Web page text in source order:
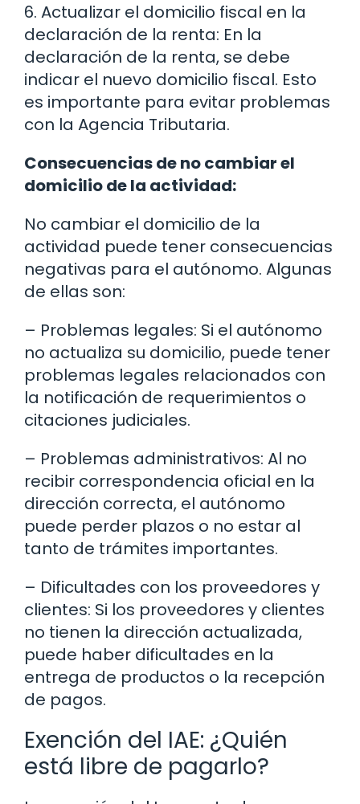
6. Actualizar el domicilio fiscal en la
declaración de la renta: En la
declaración de la renta, se debe
indicar el nuevo domicilio fiscal. Esto
es importante para evitar problemas
con la Agencia Tributaria.
Consecuencias de no cambiar el
domicilio de la actividad:
No cambiar el domicilio de la
actividad puede tener consecuencias
negativas para el autónomo. Algunas
de ellas son:
– Problemas legales: Si el autónomo
no actualiza su domicilio, puede tener
problemas legales relacionados con
la notificación de requerimientos o
citaciones judiciales.
– Problemas administrativos: Al no
recibir correspondencia oficial en la
dirección correcta, el autónomo
puede perder plazos o no estar al
tanto de trámites importantes.
– Dificultades con los proveedores y
clientes: Si los proveedores y clientes
no tienen la dirección actualizada,
puede haber dificultades en la
entrega de productos o la recepción
de pagos.
Exención del IAE: ¿Quién
está libre de pagarlo?